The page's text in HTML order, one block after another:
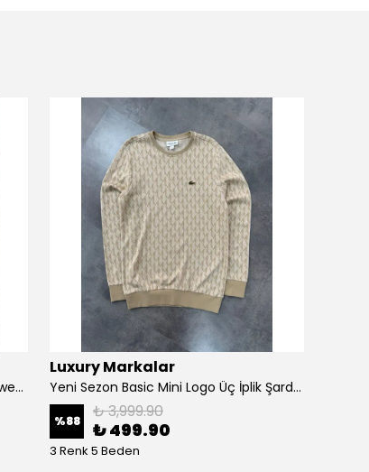
Yeni Sezon Basic Mini Logo Selanik Sweatshirt
Luxury Markalar
Yeni Sezon Basic Mini Logo Üç İplik Şardonsuz Sweatshirt
%88 ₺ 3,999.90
₺ 499.90
3 Renk 5 Beden